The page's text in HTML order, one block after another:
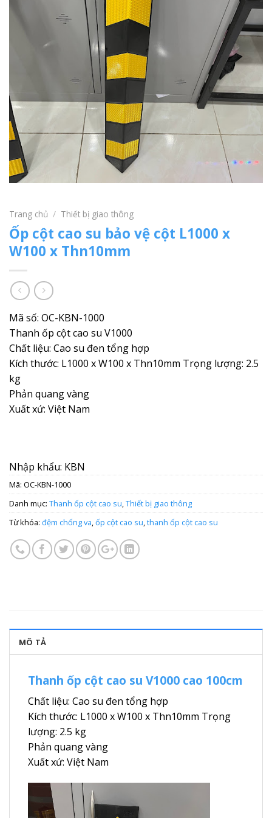
Trang chủ / Thiết bị giao thông
Ốp cột cao su bảo vệ cột L1000 x
W100 x Thn10mm
Mã số: OC-KBN-1000
Thanh ốp cột cao su V1000
Chất liệu: Cao su đen tổng hợp
Kích thước: L1000 x W100 x Thn10mm Trọng lượng: 2.5
kg
Phản quang vàng
Xuất xứ: Việt Nam
Nhập khẩu: KBN
Mã: OC-KBN-1000
Danh mục: Thanh ốp cột cao su,Thiết bị giao thông
Từ khóa: đệm chống va,ốp cột cao su,thanh ốp cột cao su
MÔ TẢ
Thanh ốp cột cao su V1000 cao 100cm
Chất liệu: Cao su đen tổng hợp
Kích thước: L1000 x W100 x Thn10mm Trọng
lượng: 2.5 kg
Phản quang vàng
Xuất xứ: Việt Nam